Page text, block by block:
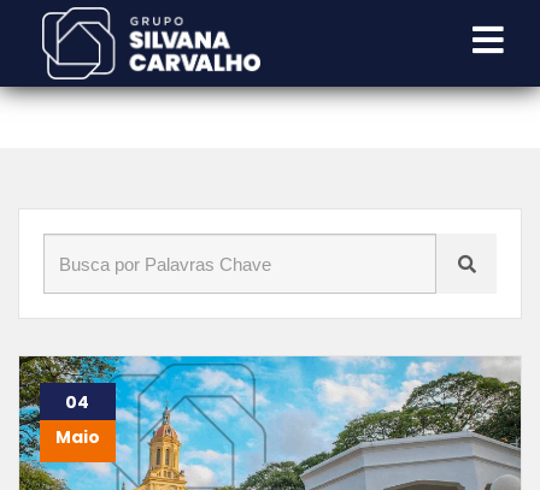
Início»Blog»Terra de São José 2
04
Maio